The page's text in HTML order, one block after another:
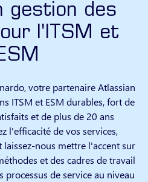
gestion des
l'ITSM et
votre partenaire Atlassian
ITSM et ESM durables, fort de
et de plus de 20 ans
l'efficacité de vos services,
nous mettre l'accent sur
et des cadres de travail
de service au niveau